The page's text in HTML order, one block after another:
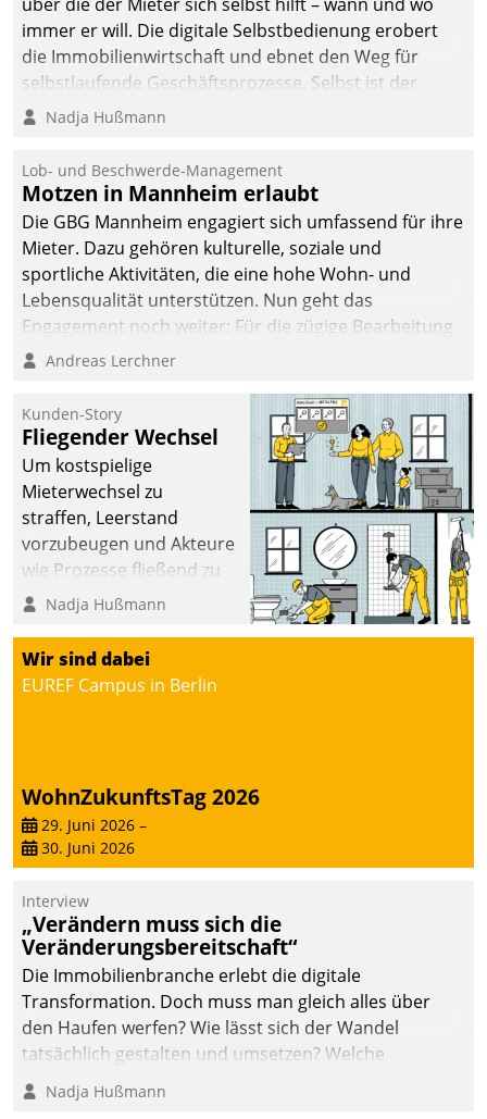
immer er will. Die digitale Selbstbedienung erobert
die Immobilienwirtschaft und ebnet den Weg für
selbstlaufende Geschäftsprozesse. Selbst ist der
Kunde und smart der Serviceanbieter.
Nadja Hußmann
Lob- und Beschwerde-Management
Motzen in Mannheim erlaubt
Die GBG Mannheim engagiert sich umfassend für ihre
Mieter. Dazu gehören kulturelle, soziale und
sportliche Aktivitäten, die eine hohe Wohn- und
Lebensqualität unterstützen. Nun geht das
Engagement noch weiter: Für die zügige Bearbeitung
von Beschwerden – oder Lob – richtet das
und Beschwerde-Management einen eigenen Kanal
ein.
Andreas Lerchner
Kunden-Story
Fliegender Wechsel
Um kostspielige
Mieterwechsel zu
straffen, Leerstand
vorzubeugen und Akteure
wie Prozesse fließend zu
vernetzen, nutzt die
Jahresbeginn eine
Überblick, Einsicht und
Eingriff bietende Lösung.
bewährte und Startup-
Partner sowie erstmals
agile Projektmethoden.
Nadja Hußmann
Wir sind dabei
EUREF Campus in Berlin
WohnZukunftsTag 2026
29. Juni 2026 –
30. Juni 2026
Interview
„Verändern muss sich die
Veränderungsbereitschaft“
Die Immobilienbranche erlebt die digitale
Transformation. Doch muss man gleich alles über
den Haufen werfen? Wie lässt sich der Wandel
tatsächlich gestalten und umsetzen? Welche
Argumente zählen wirklich?
Nadja Hußmann